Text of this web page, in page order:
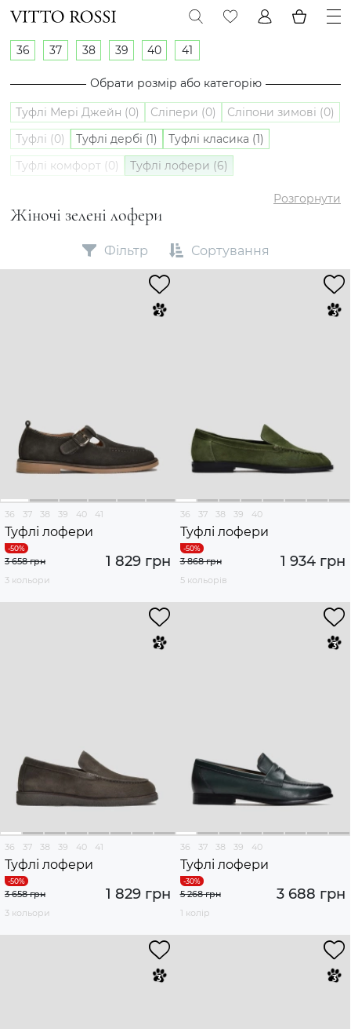
Жіночі зелені лофери
36 37 38 39 40 41
Обрати розмір або категорію
Туфлі Мері Джейн (0) Сліпери (0)
Сліпони зимові (0)
Туфлі (0)
Туфлі дербі (1)
Туфлі класика (1)
Туфлі комфорт (0)
Туфлі лофери (6)
Розгорнути
Фільтр Сортування
36 37 38 39 40 41
Туфлі лофери
1 829 грн
3 658 грн
3 кольори
36 37 38 39 40
Туфлі лофери
1 934 грн
3 868 грн
5 кольорів
36 37 38 39 40 41
Туфлі лофери
1 829 грн
3 658 грн
3 кольори
36 37 38 39 40
Туфлі лофери
3 688 грн
5 268 грн
1 колір